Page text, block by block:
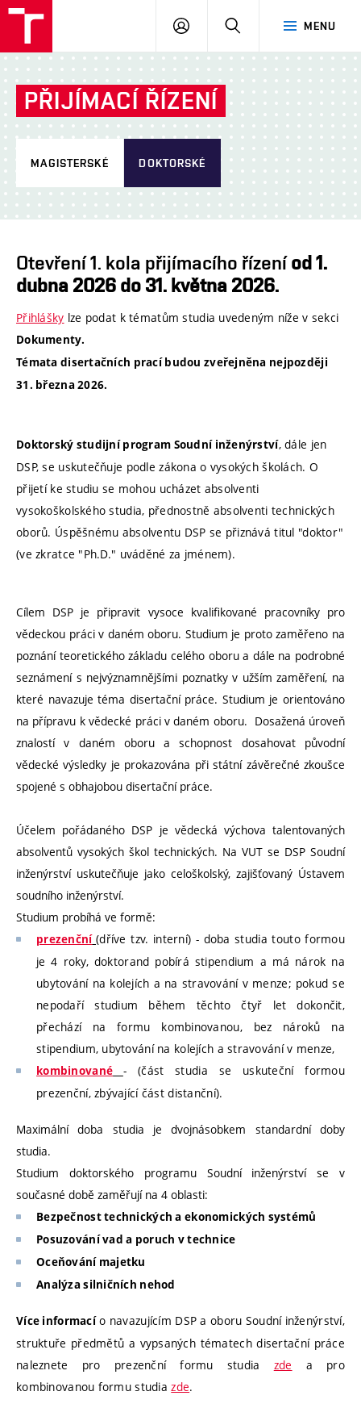
MENU
PŘIHLÁSIT
PŘIJÍMACÍ ŘÍZENÍ
MAGISTERSKÉ DOKTORSKÉ
Otevření 1. kola přijímacího řízeníod 1.
dubna 2026 do 31. května 2026.
Přihlášky lze podat k tématům studia uvedeným níže v sekci
Dokumenty.
Témata disertačních prací budou zveřejněna nejpozději
31. března 2026.
Doktorský studijní program Soudní inženýrství, dále jen
DSP, se uskutečňuje podle zákona o vysokých školách. O
přijetí ke studiu se mohou ucházet absolventi
vysokoškolského studia, přednostně absolventi technických
oborů. Úspěšnému absolventu DSP se přiznává titul "doktor"
(ve zkratce "Ph.D." uváděné za jménem).
Cílem DSP je připravit vysoce kvalifikované pracovníky pro
vědeckou práci v daném oboru. Studium je proto zaměřeno na
poznání teoretického základu celého oboru a dále na podrobné
seznámení s nejvýznamnějšími poznatky v užším zaměření, na
které navazuje téma disertační práce. Studium je orientováno
na přípravu k vědecké práci v daném oboru. Dosažená úroveň
znalostí v daném oboru a schopnost dosahovat původní
vědecké výsledky je prokazována při státní závěrečné zkoušce
spojené s obhajobou disertační práce.
Účelem pořádaného DSP je vědecká výchova talentovaných
absolventů vysokých škol technických. Na VUT se DSP Soudní
inženýrství uskutečňuje jako celoškolský, zajišťovaný Ústavem
soudního inženýrství.
Studium probíhá ve formě:
prezenční (dříve tzv. interní) - doba studia touto formou
je 4 roky, doktorand pobírá stipendium a má nárok na
ubytování na kolejích a na stravování v menze; pokud se
nepodaří studium během těchto čtyř let dokončit,
přechází na formu kombinovanou, bez nároků na
stipendium, ubytování na kolejích a stravování v menze,
kombinované
- (část studia se uskuteční formou
prezenční, zbývající část distanční).
Maximální doba studia je dvojnásobkem standardní doby
studia.
Studium doktorského programu Soudní inženýrství se v
současné době zaměřují na 4 oblasti:
Bezpečnost technických a ekonomických systémů
Posuzování vad a poruch v technice
Oceňování majetku
Analýza silničních nehod
Více informací o navazujícím DSP a oboru Soudní inženýrství,
struktuře předmětů a vypsaných tématech disertační práce
naleznete pro prezenční formu studia
zde
a pro
kombinovanou formu studia zde.